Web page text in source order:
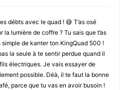
débts avec le quad ! 😅 T’as osé
la lumière de coffre ? Tu sais que t’as
de kanter ton KingQuad 500 !
la seule à te sentir perdue quand il
électriques. Je vais essayer de
possible. Déà, il te faut la bonne
parce que tu vas en avoir busoin !